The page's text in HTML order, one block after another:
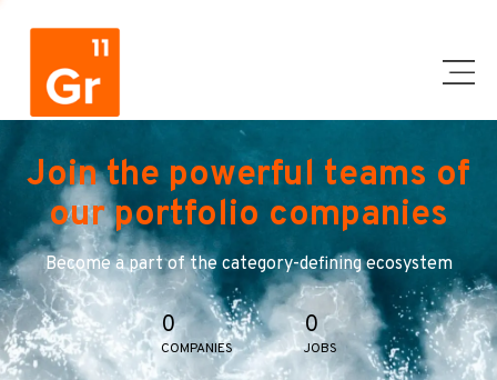
Join the powerful teams of
our portfolio companies
Become a part of the category-defining ecosystem
0
COMPANIES
0
JOBS